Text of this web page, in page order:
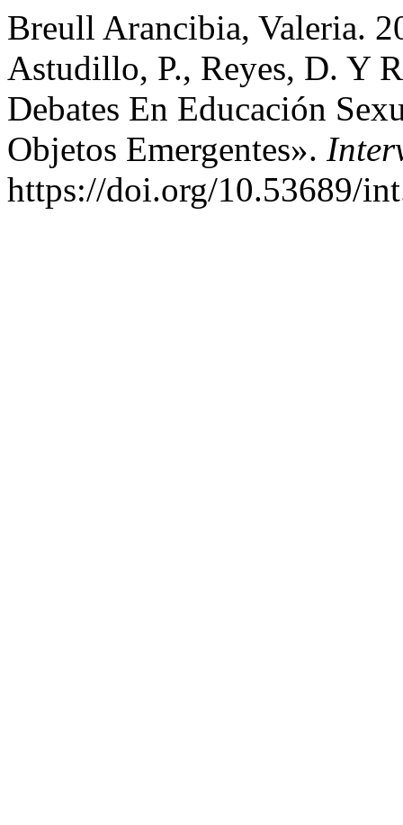
Breull Arancibia, Valeria.
Astudillo, P., Reyes, D. Y
Debates En Educación
Objetos Emergentes».
https://doi.org/10.53689/